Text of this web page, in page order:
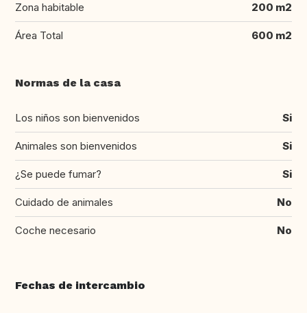
Zona habitable 200 m2
Área Total 600 m2
Normas de la casa
Los niños son bienvenidos Si
Animales son bienvenidos Si
¿Se puede fumar? Si
Cuidado de animales No
Coche necesario No
Fechas de intercambio